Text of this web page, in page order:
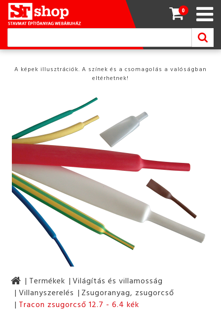
0
A képek illusztrációk. A színek és a csomagolás a valóságban
eltérhetnek!
Termékek
Világítás és villamosság
Villanyszerelés
Zsugoranyag, zsugorcső
Tracon zsugorcső 12.7 - 6.4 kék